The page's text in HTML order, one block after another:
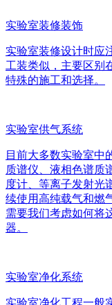
实验室装修装饰
实验室装修设计时应
工装类似，主要区别
特殊的施工和选择。
实验室供气系统
目前大多数实验室中
质谱仪、液相色谱质
度计、等离子发射光
续使用高纯载气和燃
需要我们考虑如何将
器。
实验室净化系统
实验室净化工程一般